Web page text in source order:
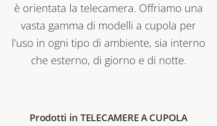
è orientata la telecamera. Offriamo una
vasta gamma di modelli a cupola per
l'uso in ogni tipo di ambiente, sia interno
che esterno, di giorno e di notte.
Prodotti in TELECAMERE A CUPOLA